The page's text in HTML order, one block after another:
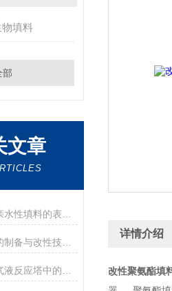
填料
部
文章
聚氨酯亲水生物载体的制备与改性技术解析
详情介绍
改性聚氨酯填